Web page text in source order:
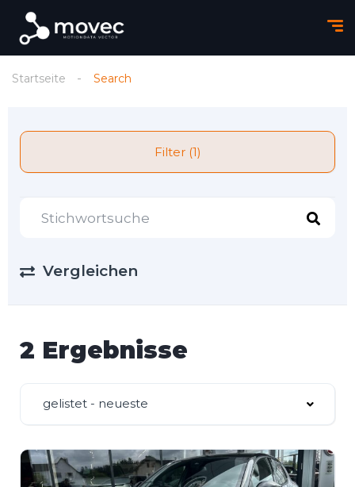
Startseite Search
Filter (1)
Vergleichen
2 Ergebnisse
gelistet - neueste